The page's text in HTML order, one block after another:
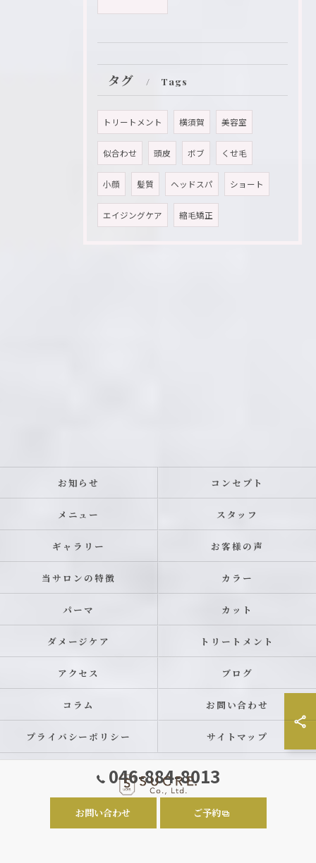
タグ Tags
トリートメント 横須賀 美容室
似合わせ 頭皮 ボブ くせ毛
小顔 髪質 ヘッドスパ ショート
エイジングケア 縮毛矯正
046-884-8013
お問い合わせ ご予約
お知らせ コンセプト
メニュー スタッフ
ギャラリー お客様の声
当サロンの特徴 カラー
パーマ カット
ダメージケア トリートメント
アクセス ブログ
コラム お問い合わせ
プライバシーポリシー サイトマップ